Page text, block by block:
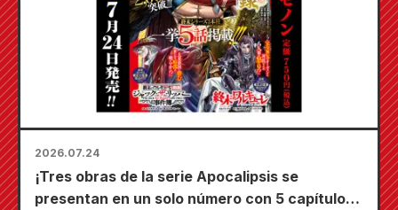
2026.07.24
¡Tres obras de la serie Apocalipsis se
presentan en un solo número con 5 capítulos!